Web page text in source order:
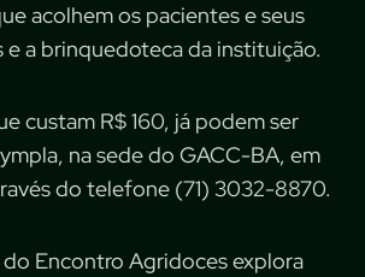
acolhem os pacientes e seus
e a brinquedoteca da instituição.
custam R$ 160, já podem ser
na sede do GACC-BA, em
do telefone (71) 3032-8870.
Encontro Agridoces explora